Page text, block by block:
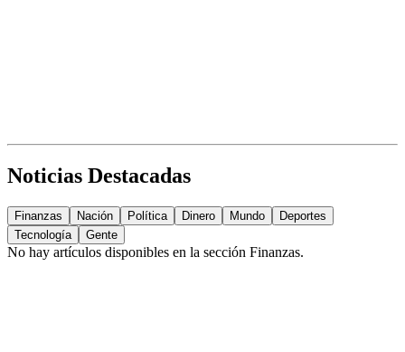
Noticias Destacadas
Finanzas Nación Política Dinero Mundo
Deportes
Tecnología
Gente
No hay artículos disponibles en la sección Finanzas.